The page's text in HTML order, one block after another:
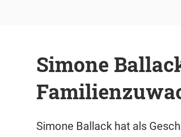
Simone
Simone Ballack hat als